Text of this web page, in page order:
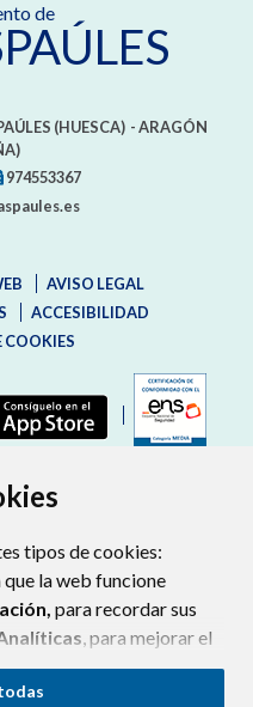
tipos de cookies:
la web funcione
para recordar sus
, para mejorar el
de
(HUESCA) - ARAGÓN
974553367
AVISO LEGAL
ACCESIBILIDAD
COOKIES